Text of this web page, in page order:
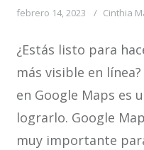
febrero 14, 2023 Cinthia
¿Estás listo para
más visible en
en Google Maps es
lograrlo. Google
muy importante